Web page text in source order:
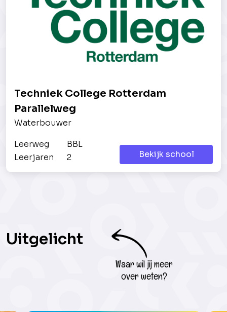
Techniek College Rotterdam
Parallelweg
Waterbouwer
Leerweg
BBL
Leerjaren
2 Bekijk school
Uitgelicht
Waar wil jij meer
over weten?